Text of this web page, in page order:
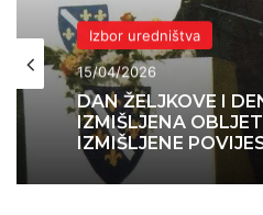
Izbor uredništva
15/04/2026
DAN ŽELJKOVE I
IZMIŠLJENA
IZMIŠLJENE